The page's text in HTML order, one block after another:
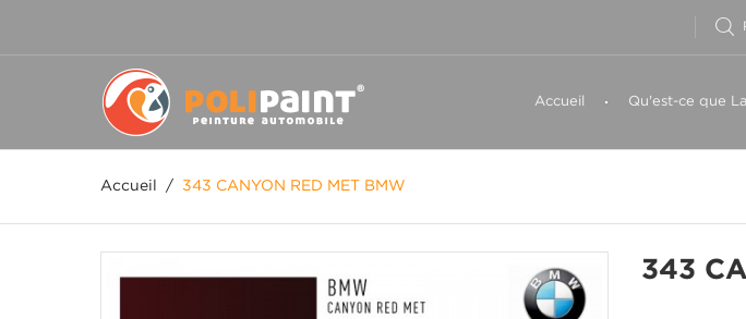
Accueil Qu'est-ce que
Accueil / 343 CANYON RED MET BMW
343